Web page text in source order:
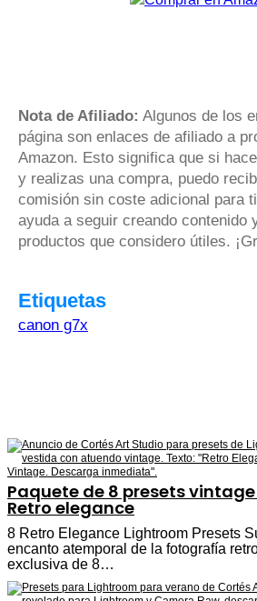
Nota de Afiliado: Algunos de los
página son enlaces de afiliado a
Amazon. Esto significa que si
y realizas una compra, puedo
comisión sin coste adicional para
ayuda a seguir creando contenido
productos que considero útiles.
Etiquetas
canon g7x
Paquete de 8 presets
Retro elegance
8 Retro Elegance Lightroom Presets
encanto atemporal de la fotografía
exclusiva de 8…